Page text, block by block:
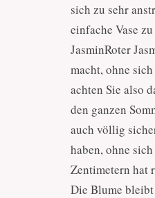
sich zu sehr
einfache Vase
JasminRoter
macht, ohne
achten Sie also
den ganzen
auch völlig
haben, ohne
Zentimetern hat
Die Blume bleibt